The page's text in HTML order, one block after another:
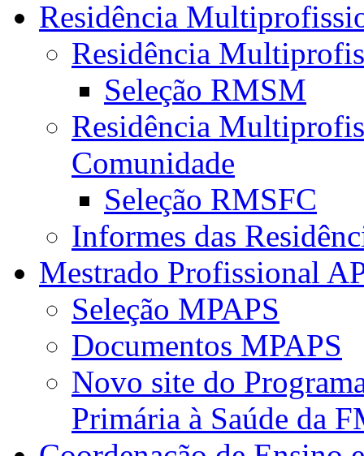
Residência
Residência
Seleção RMSM
Residência
Comunidade
Seleção RMSFC
Informes das
Mestrado Profissional
Seleção MPAPS
Documentos MPAPS
Novo site do
Primária à Saúde da